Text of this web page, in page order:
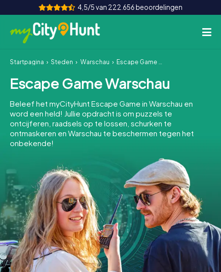
4,5/5 van 222.656 beoordelingen
Hoe het werkt
Steden
Tours
Teamevenement
INT AT CH
DE
ES
FR UK
IE
IT
NL
Boek tickets
Startpagina Steden Warschau Escape Game Warschau
Escape Game Warschau
Beleef het myCityHunt Escape Game in Warschau en
word een held! Jullie opdracht is om puzzels te
ontcijferen, raadsels op te lossen, schurken te
ontmaskeren en Warschau te beschermen tegen het
onbekende!